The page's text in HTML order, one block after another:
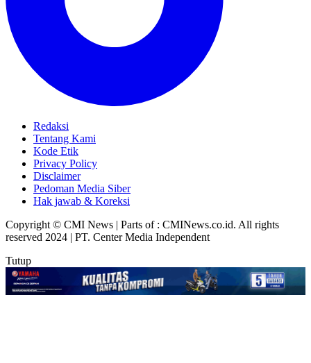
Redaksi
Tentang Kami
Kode Etik
Privacy Policy
Disclaimer
Pedoman Media Siber
Hak jawab & Koreksi
Copyright © CMI News | Parts of : CMINews.co.id. All rights
reserved 2024 | PT. Center Media Independent
Tutup